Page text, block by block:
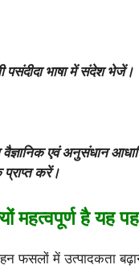
पसंदीदा भाषा में संदेश भेजें।
एवं अनुसंधान
करें।
महत्वपूर्ण है यह
फसलों में उत्पादकता